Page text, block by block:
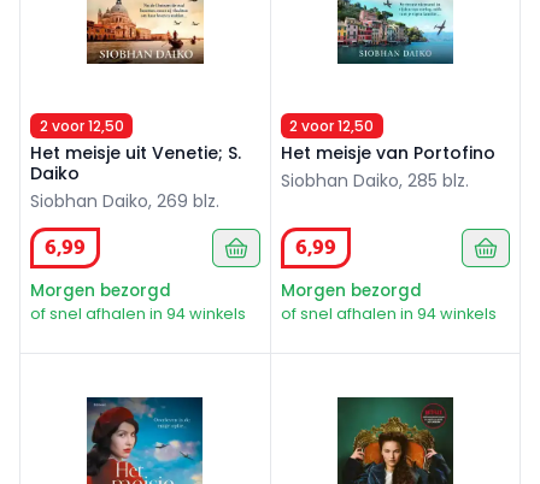
2 voor 12,50
Het meisje uit Venetie; S.
Daiko
Siobhan Daiko, 269 blz.
6,99
Morgen bezorgd
of snel afhalen in 94 winkels
2 voor 12,50
Het meisje van Portofino
Siobhan Daiko, 285 blz.
6,99
Morgen bezorgd
of snel afhalen in 94 winkels